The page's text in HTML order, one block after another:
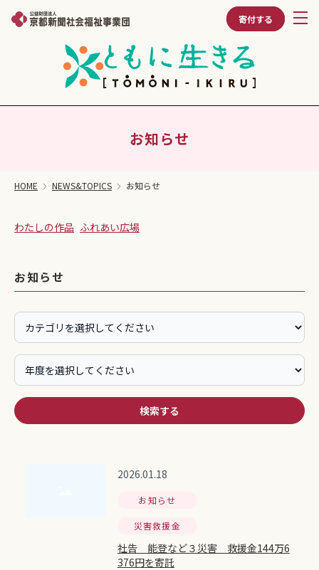
寄付する
お知らせ
HOME NEWS&TOPICS お知らせ
わたしの作品 ふれあい広場
お知らせ
検索する
2026.01.18
お知らせ
災害救援金
社告 能登など３災害 救援金144万6
376円を寄託